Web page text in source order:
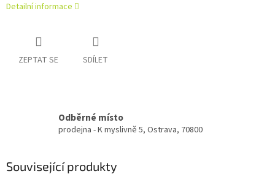
Detailní informace
ZEPTAT SE SDÍLET
Odběrné místo
prodejna - K myslivně 5, Ostrava, 70800
Související produkty